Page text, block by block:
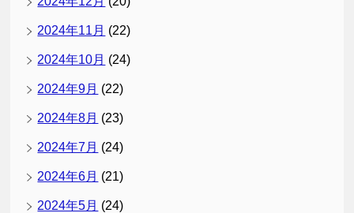
2024年11月 (22)
2024年10月 (24)
2024年9月 (22)
2024年8月 (23)
2024年7月 (24)
2024年6月 (21)
2024年5月 (24)